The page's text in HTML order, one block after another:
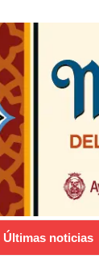
Últimas noticias